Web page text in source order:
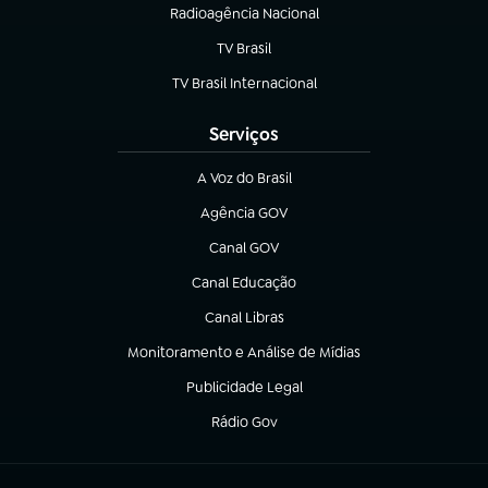
Radioagência Nacional
(abre em nova aba)
TV Brasil
(abre em nova aba)
TV Brasil Internacional
(abre em nova aba)
Serviços
A Voz do Brasil
(abre em nova aba)
Agência GOV
(abre em nova aba)
Canal GOV
(abre em nova aba)
Canal Educação
(abre em nova aba)
Canal Libras
(abre em nova aba)
Monitoramento e Análise de Mídias
(abre em nova aba)
Publicidade Legal
(abre em nova aba)
Rádio Gov
(abre em nova aba)